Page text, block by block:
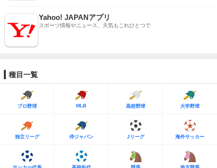
Yahoo! JAPANアプリ
スポーツ情報やニュース、天気もこれひとつで
種目一覧
プロ野球 MLB 高校野球 大学野球
独立リーグ 侍ジャパン Jリーグ 海外サッカー